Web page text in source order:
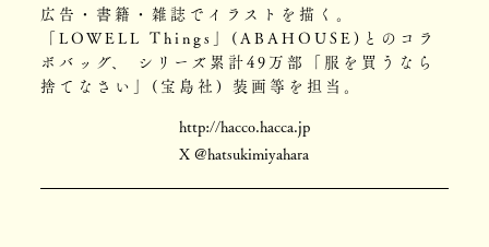
広告・書籍・雑誌でイラストを描く。
「LOWELL Things」(ABAHOUSE)とのコラ
ボバッグ、 シリーズ累計49万部「服を買うなら
捨てなさい」(宝島社) 装画等を担当。
http://hacco.hacca.jp
X @hatsukimiyahara